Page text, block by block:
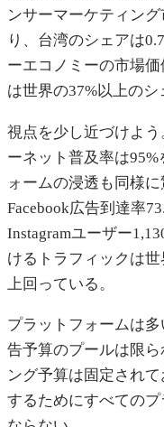
ンサーマーケティン
り、台湾のシェアは
ーエコノミーの市場
は世界の37%以上のシ
視点を少し近づけよ
ーネット普及率は
ォームの浸透も同様に
Facebook広告到達率
Instagramユーザー
けるトラフィックは
上回っている。
プラットフォームは
告予算のプールは限
ング予算は固定され
するためにすべての